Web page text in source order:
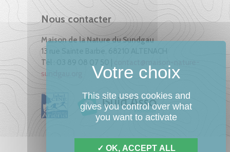
Nous contacter
Maison de la Nature du Sundgau
13 rue Sainte Barbe, 68210 ALTENACH
Tél : 03 89 08 07 50 |
sundgau.org
This site uses cookies and
gives you control over what
you want to activate
OK, ACCEPT ALL